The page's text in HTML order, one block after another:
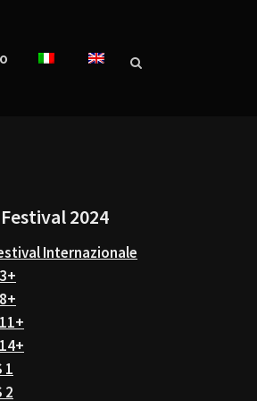
2024
Internazionale
1
2